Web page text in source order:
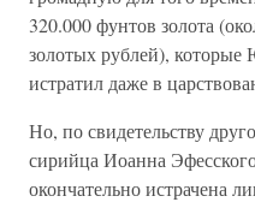
320.000 фунтов золота
золотых рублей),
истратил даже в
Но, по свидетельству
сирийца Иоанна
окончательно истрачена